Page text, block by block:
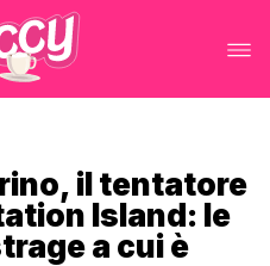
il tentatore
Island: le
a cui è